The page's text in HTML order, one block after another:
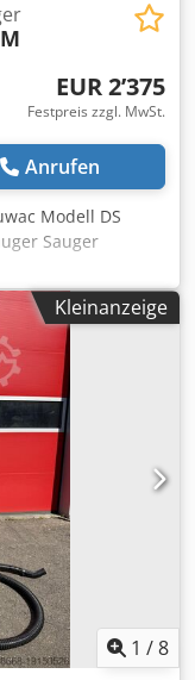
EUR 2’375
Festpreis zzgl. MwSt.
Anrufen
Modell DS
Sauger
Gewicht: ca. 160,4
22 Klasse: M Sie
Gerne
Rechnung. Für
gültige
Besuchen Sie
weiteren
und
und dienen
der Produkte.
Irrtümer in
und
Kleinanzeige
1 /8